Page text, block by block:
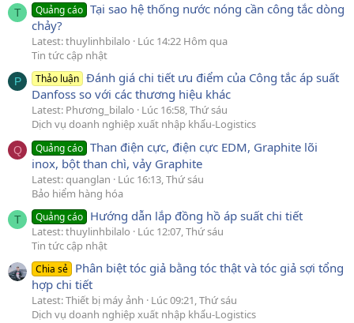
T Quảng cáo Tại sao hệ thống nước nóng cần công tắc dòng
chảy?
Latest: thuylinhbilalo
Lúc 14:22 Hôm qua
Tin tức cập nhật
P Thảo luận Đánh giá chi tiết ưu điểm của Công tắc áp suất
Danfoss so với các thương hiệu khác
Latest: Phương_bilalo
Lúc 16:58, Thứ sáu
Dịch vụ doanh nghiệp xuất nhập khẩu-Logistics
Q Quảng cáo Than điện cực, điện cực EDM, Graphite lõi
inox, bột than chì, vảy Graphite
Latest: quanglan
Lúc 16:13, Thứ sáu
Bảo hiểm hàng hóa
T Quảng cáo Hướng dẫn lắp đồng hồ áp suất chi tiết
Latest: thuylinhbilalo
Lúc 12:07, Thứ sáu
Tin tức cập nhật
Chia sẻ Phân biệt tóc giả bằng tóc thật và tóc giả sợi tổng
hợp chi tiết
Latest: Thiết bị máy ảnh
Lúc 09:21, Thứ sáu
Dịch vụ doanh nghiệp xuất nhập khẩu-Logistics